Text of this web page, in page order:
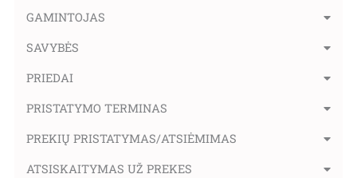
GAMINTOJAS
SAVYBĖS
PRIEDAI
PRISTATYMO TERMINAS
PREKIŲ PRISTATYMAS/ATSIĖMIMAS
ATSISKAITYMAS UŽ PREKES